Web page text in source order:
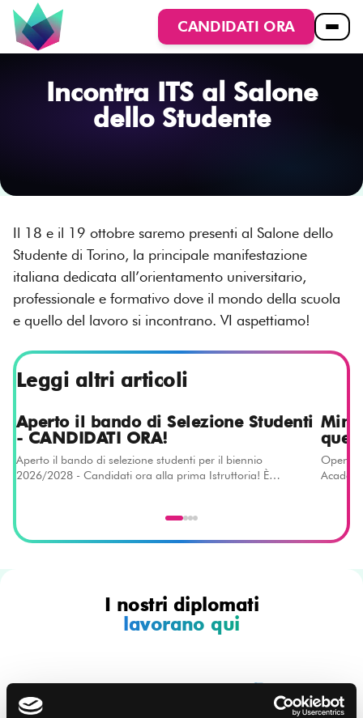
CANDIDATI ORA
Incontra ITS al Salone
dello Studente
Il 18 e il 19 ottobre saremo presenti al Salone dello
Studente di Torino, la principale manifestazione
italiana dedicata all’orientamento universitario,
professionale e formativo dove il mondo della scuola
e quello del lavoro si incontrano. VI aspettiamo!
Leggi altri articoli
Aperto il bando di Selezione Studenti
- CANDIDATI ORA!
Aperto il bando di selezione studenti per il biennio
2026/2028 - Candidati ora alla prima Istruttoria! È
Mini
Open
I nostri diplomati
lavorano qui